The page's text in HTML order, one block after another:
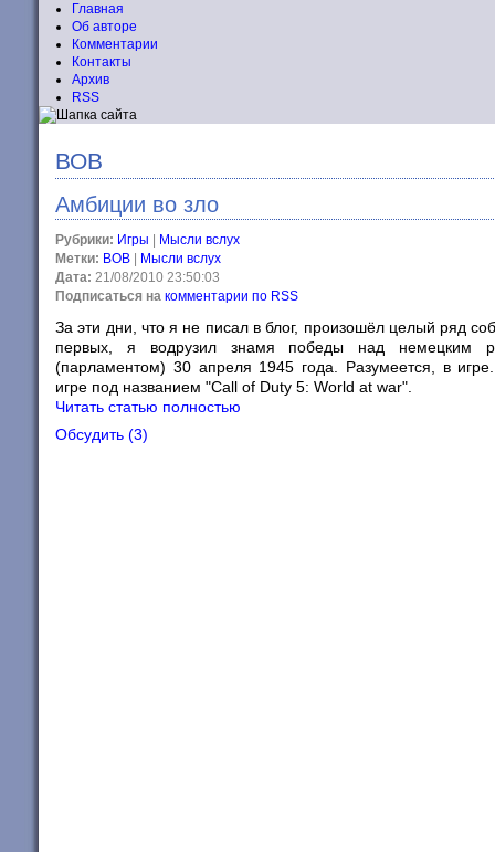
Главная
Об авторе
Комментарии
Контакты
Архив
RSS
ВОВ
Амбиции во зло
Рубрики: Игры
Мысли вслух
Метки: ВОВ
Мысли вслух
Дата: 21/08/2010 23:50:03
Подписаться на комментарии по RSS
За эти дни, что я не писал в блог, произошёл целый ряд
первых, я водрузил знамя победы над немецким
(парламентом) 30 апреля 1945 года. Разумеется, в
игре под названием "Call of Duty 5: World at war".
Читать статью полностью
Обсудить (3)